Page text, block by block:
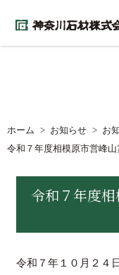
ホーム お知らせ
お
令和７年度相模原市営峰
令和７年度
令和７年１０月２４